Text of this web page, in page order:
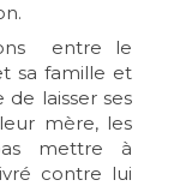
entre le
sa famille et
laisser ses
mère, les
mettre à
contre lui